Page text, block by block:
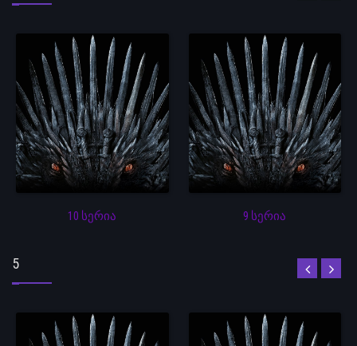
10 სერია 9 სერია
5